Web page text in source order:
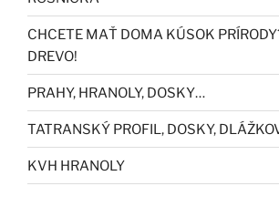
CHCETE MAŤ DOMA KÚSOK
DREVO!
PRAHY, HRANOLY, DOSKY…
TATRANSKÝ PROFIL, DOSKY,
KVH HRANOLY